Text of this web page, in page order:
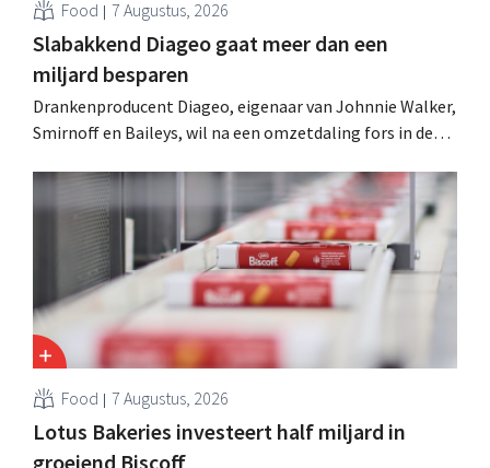
Food 7 Augustus, 2026
Slabakkend Diageo gaat meer dan een
miljard besparen
Drankenproducent Diageo, eigenaar van Johnnie Walker,
Smirnoff en Baileys, wil na een omzetdaling fors in de
andere Guiness en voorgemixte cocktails.
Food 7 Augustus, 2026
Lotus Bakeries investeert half miljard in
groeiend Biscoff